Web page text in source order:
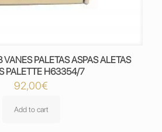
PALETAS ASPAS ALETAS
PALETTE H63354/7
92,00€
Add to cart